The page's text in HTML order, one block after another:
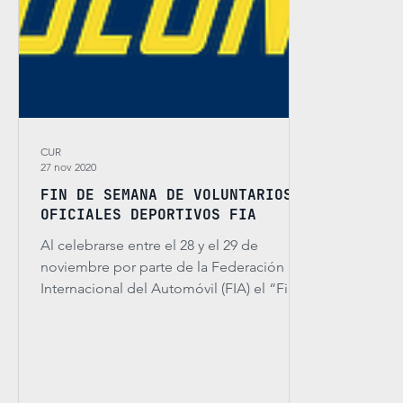
FIN DE SEMANA DE VOLUNTARIOS Y
OFICIALES DEPORTIVOS FIA
Al celebrarse entre el 28 y el 29 de
noviembre por parte de la Federación
Internacional del Automóvil (FIA) el “Fin
CUR
27 nov 2020